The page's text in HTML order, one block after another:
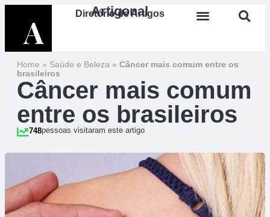
Artigonal
Diretório de Artigos
Home » Saúde e Beleza » Câncer mais comum entre os
brasileiros
Câncer mais comum
entre os brasileiros
748pessoas visitaram este artigo